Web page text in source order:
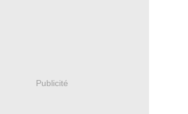
Publicité